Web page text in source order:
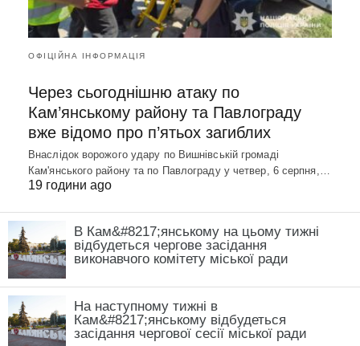
ОФІЦІЙНА ІНФОРМАЦІЯ
Через сьогоднішню атаку по
Кам’янському району та Павлограду
вже відомо про п’ятьох загиблих
Внаслідок ворожого удару по Вишнівській громаді
Кам'янського району та по Павлограду у четвер, 6 серпня,…
19 години ago
В Кам&#8217;янському на цьому тижні
відбудеться чергове засідання
виконавчого комітету міської ради
На наступному тижні в
Кам&#8217;янському відбудеться
засідання чергової сесії міської ради